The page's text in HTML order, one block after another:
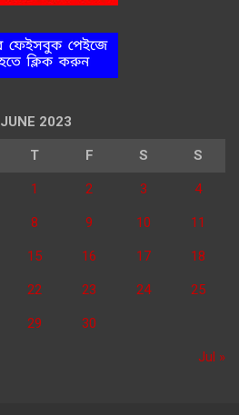
JUNE 2023
T F S S
1 2 3 4
8 9 10 11
15 16 17 18
22 23 24 25
29 30
Jul »